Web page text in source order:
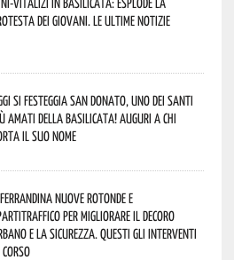
dei giovani. Le ultime notizie
si festeggia San Donato, uno dei Santi
amati della Basilicata! Auguri a chi
il suo nome
nuove rotonde e
per migliorare il decoro
e la sicurezza. Questi gli interventi
corso